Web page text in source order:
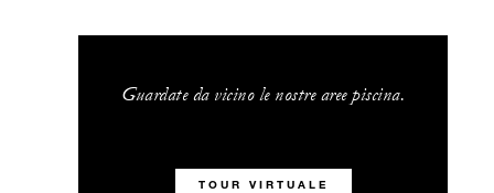
Guardate da vicino le nostre aree piscina.
TOUR VIRTUALE